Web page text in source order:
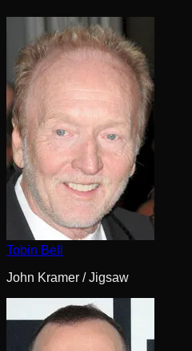
Tobin Bell
John Kramer / Jigsaw